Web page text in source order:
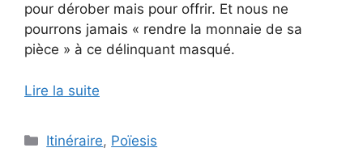
pour dérober mais pour offrir. Et nous ne
pourrons jamais « rendre la monnaie de sa
pièce » à ce délinquant masqué.
Lire la suite
Catégories
Itinéraire, Poïesis